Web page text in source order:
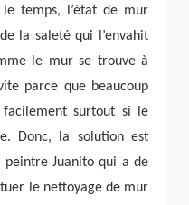
temps, l’état de mur
la saleté qui l’envahit
le mur se trouve à
parce que beaucoup
surtout si le
Donc, la solution est
Juanito qui a de
le nettoyage de mur